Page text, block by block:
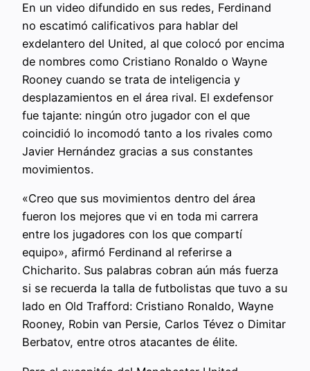
En un video difundido en sus redes, Ferdinand
no escatimó calificativos para hablar del
exdelantero del United, al que colocó por encima
de nombres como Cristiano Ronaldo o Wayne
Rooney cuando se trata de inteligencia y
desplazamientos en el área rival. El exdefensor
fue tajante: ningún otro jugador con el que
coincidió lo incomodó tanto a los rivales como
Javier Hernández gracias a sus constantes
movimientos.
«Creo que sus movimientos dentro del área
fueron los mejores que vi en toda mi carrera
entre los jugadores con los que compartí
equipo», afirmó Ferdinand al referirse a
Chicharito. Sus palabras cobran aún más fuerza
si se recuerda la talla de futbolistas que tuvo a su
lado en Old Trafford: Cristiano Ronaldo, Wayne
Rooney, Robin van Persie, Carlos Tévez o Dimitar
Berbatov, entre otros atacantes de élite.